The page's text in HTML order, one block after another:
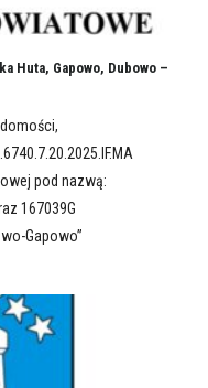
Huta, Gapowo, Dubowo –
pod nazwą:
167039G
Gapowo”